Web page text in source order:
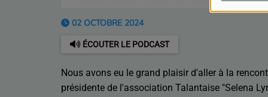
02 OCTOBRE 2024
ÉCOUTER LE PODCAST
Nous avons eu le grand plaisir d'aller à la
présidente de l'association Talantaise "Selena